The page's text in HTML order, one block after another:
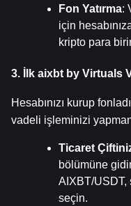
Fon Yatırma:
için
kripto para
3. İlk aixbt by Virtuals
Hesabınızı kurup
vadeli işleminizi
Ticaret
bölümüne
AIXBT/USDT,
seçin.